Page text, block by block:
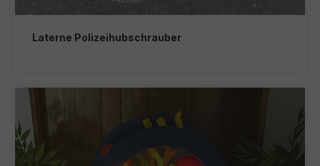
Laterne Polizeihubschrauber